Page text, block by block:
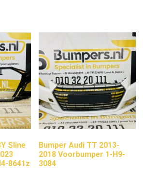
Sline
8641z
Bumper Audi TT 2013-
2018 Voorbumper 1-H9-
3084